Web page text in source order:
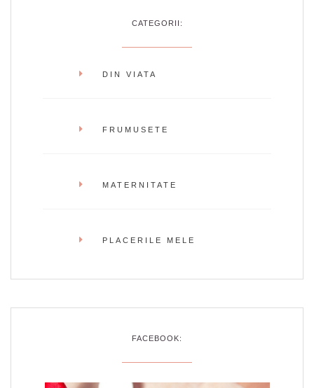
CATEGORII:
DIN VIATA
FRUMUSETE
MATERNITATE
PLACERILE MELE
FACEBOOK: